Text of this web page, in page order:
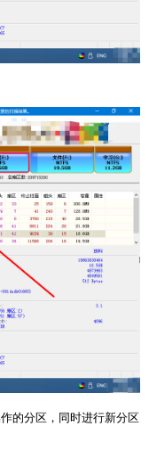
的分区，同时进行新分区